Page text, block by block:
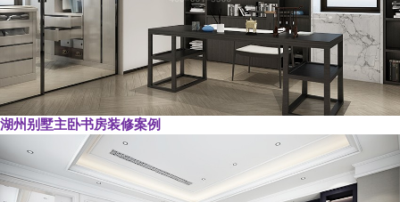
湖州别墅主卧书房装修案例